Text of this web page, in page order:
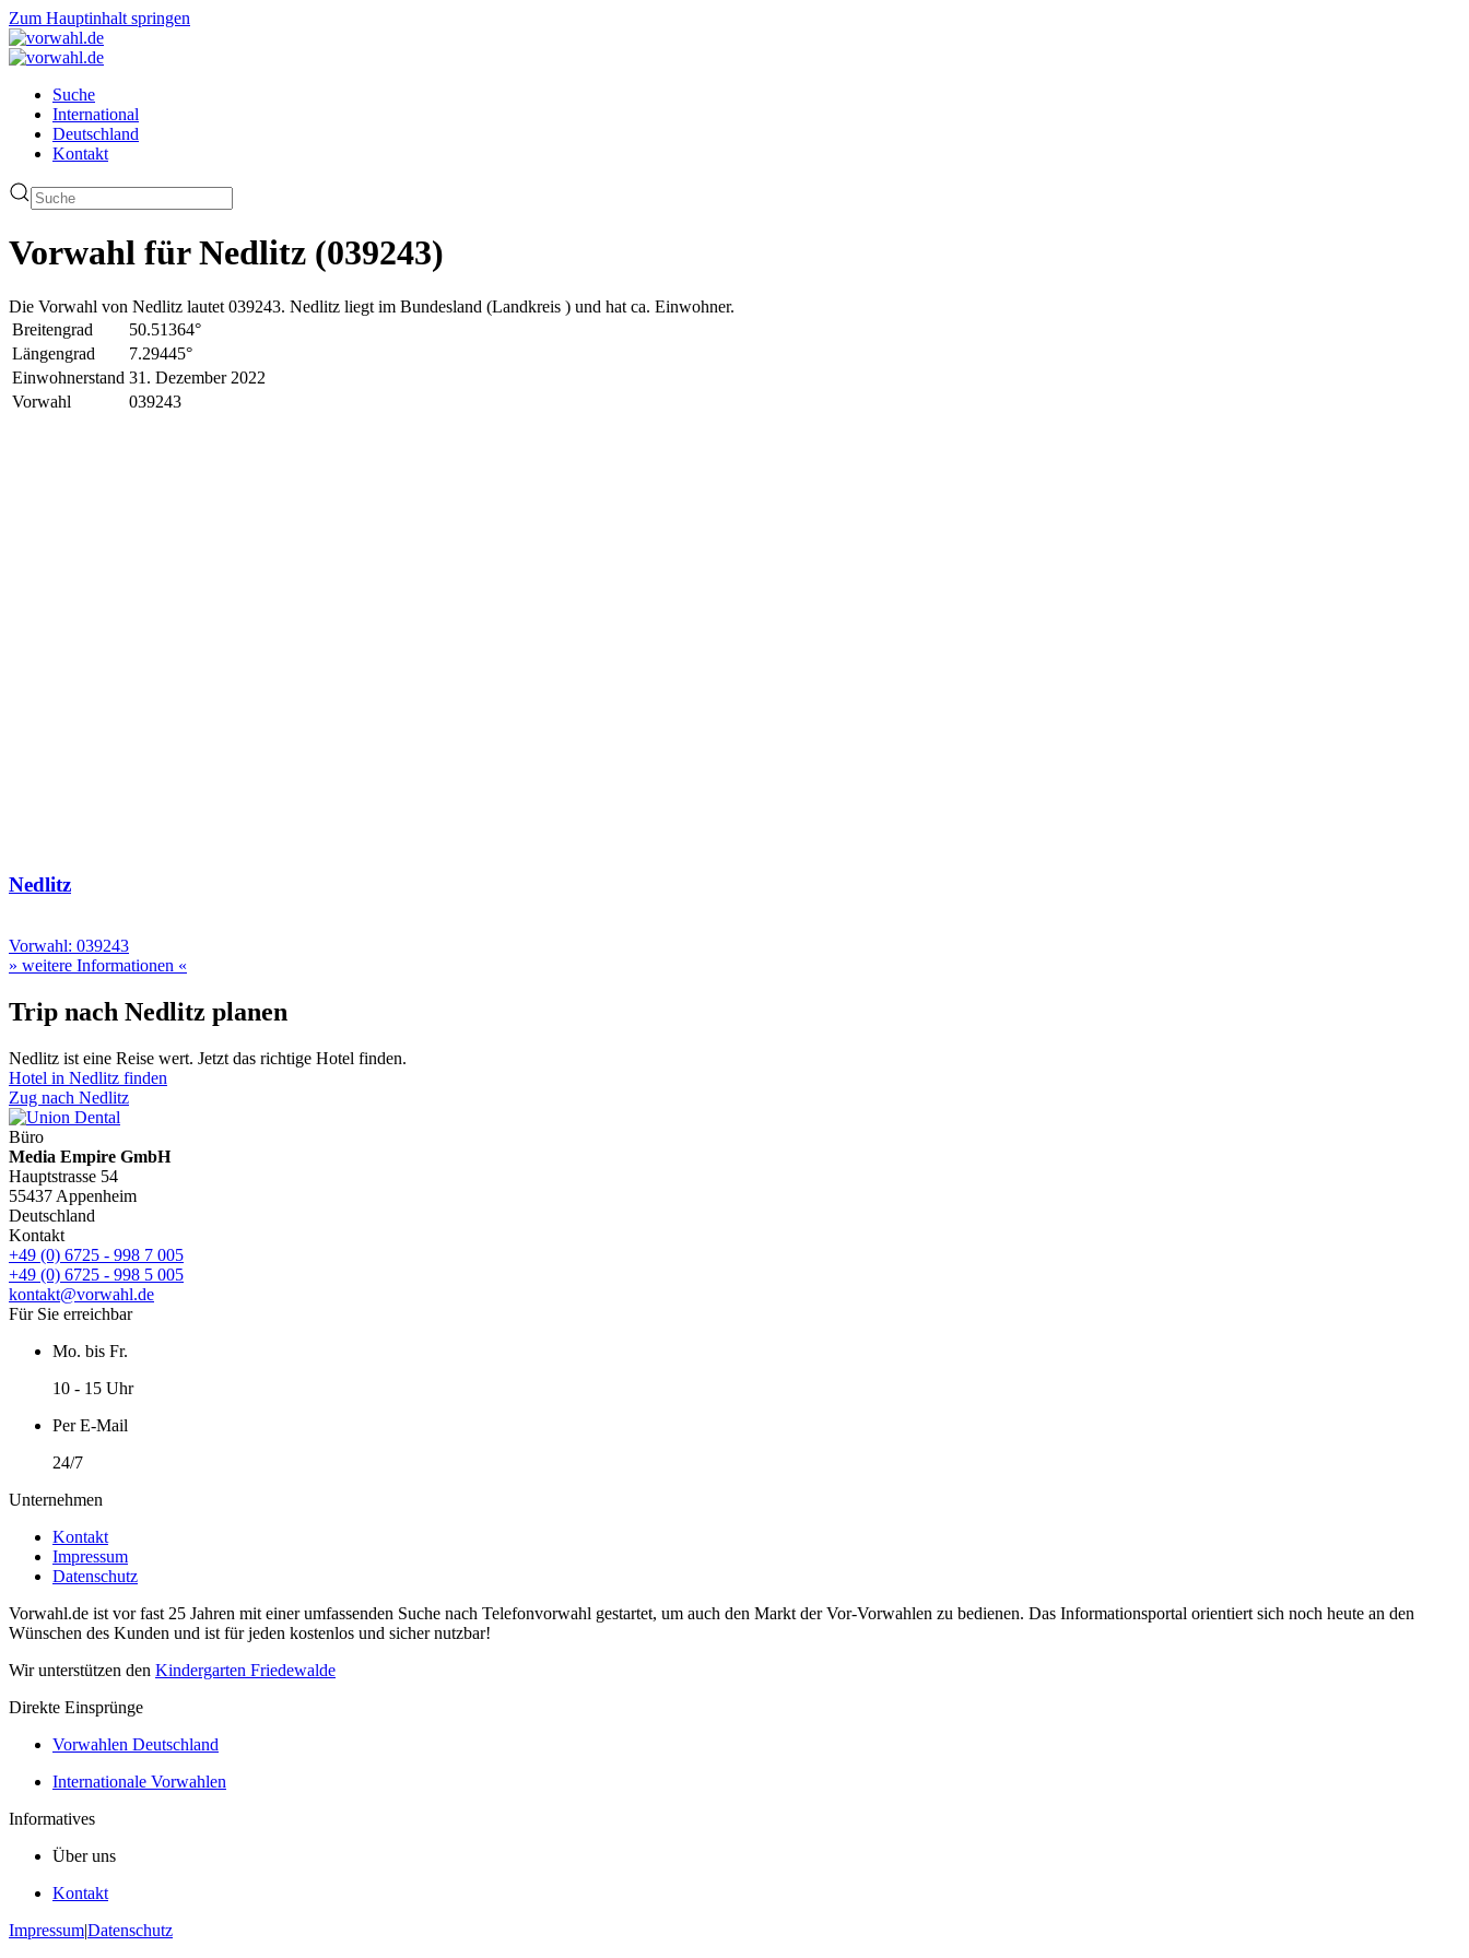
Zum Hauptinhalt springen
Suche
International
Deutschland
Kontakt
Vorwahl für Nedlitz (039243)
Die Vorwahl von Nedlitz lautet 039243. Nedlitz liegt im Bundesland (Landkreis ) und hat ca. Einwohner.
Breitengrad
50.51364°
Längengrad
7.29445°
Einwohnerstand 31. Dezember 2022
Vorwahl
039243
Nedlitz
Vorwahl: 039243
» weitere Informationen «
Trip nach Nedlitz planen
Nedlitz ist eine Reise wert. Jetzt das richtige Hotel finden.
Hotel in Nedlitz finden
Zug nach Nedlitz
Büro
Media Empire GmbH
Hauptstrasse 54
55437 Appenheim
Deutschland
Kontakt
+49 (0) 6725 - 998 7 005
+49 (0) 6725 - 998 5 005
kontakt@vorwahl.de
Für Sie erreichbar
Mo. bis Fr.
10 - 15 Uhr
Per E-Mail
24/7
Unternehmen
Kontakt
Impressum
Datenschutz
Vorwahl.de ist vor fast 25 Jahren mit einer umfassenden Suche nach Telefonvorwahl gestartet, um auch den Markt der Vor-Vorwahlen zu bedienen. Das Informationsportal orientiert sich noch heute an den
Wünschen des Kunden und ist für jeden kostenlos und sicher nutzbar!
Wir unterstützen den Kindergarten Friedewalde
Direkte Einsprünge
Vorwahlen Deutschland
Internationale Vorwahlen
Informatives
Über uns
Kontakt
Impressum|Datenschutz